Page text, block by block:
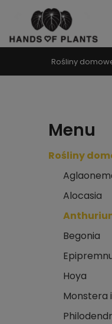
Rośliny
Menu
Rośliny
Alocasia
Begonia
Hoya
Monstera